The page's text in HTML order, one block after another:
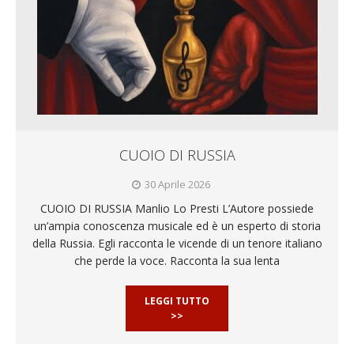
CUOIO DI RUSSIA
30 Aprile 2026
CUOIO DI RUSSIA Manlio Lo Presti L’Autore possiede
un’ampia conoscenza musicale ed è un esperto di storia
della Russia. Egli racconta le vicende di un tenore italiano
che perde la voce. Racconta la sua lenta
LEGGI TUTTO
>>